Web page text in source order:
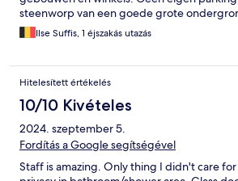
steenworp van een goede grote
Ilse Suffis, 1 éjszakás utazás
Hitelesített értékelés
10/10 Kivételes
2024. szeptember 5.
Fordítás a Google segítségével
Staff is amazing. Only thing I didn't care